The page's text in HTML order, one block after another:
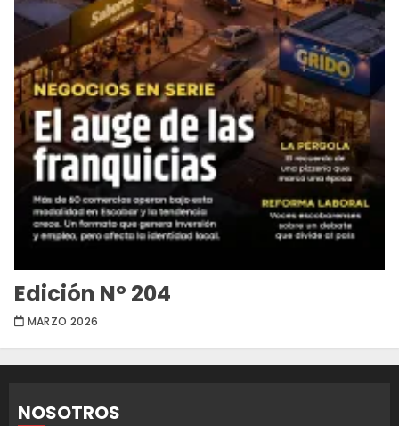
Edición Nº 204
MARZO 2026
NOSOTROS